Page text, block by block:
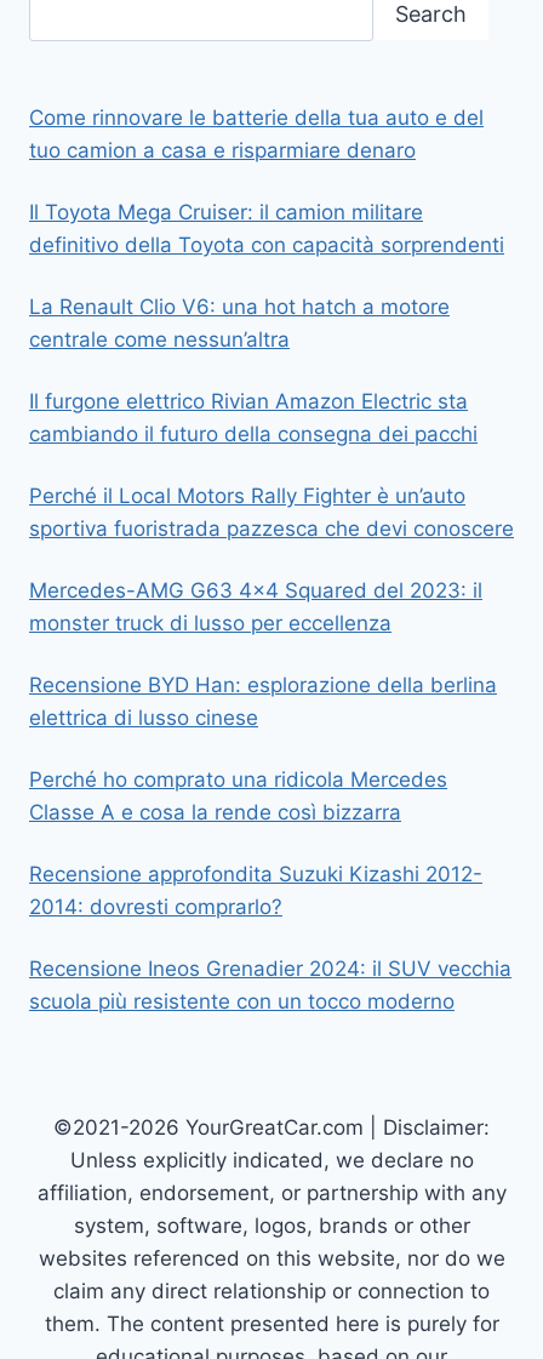
Search
Come rinnovare le batterie della tua auto e del
tuo camion a casa e risparmiare denaro
Il Toyota Mega Cruiser: il camion militare
definitivo della Toyota con capacità sorprendenti
La Renault Clio V6: una hot hatch a motore
centrale come nessun’altra
Il furgone elettrico Rivian Amazon Electric sta
cambiando il futuro della consegna dei pacchi
Perché il Local Motors Rally Fighter è un’auto
sportiva fuoristrada pazzesca che devi conoscere
Mercedes-AMG G63 4×4 Squared del 2023: il
monster truck di lusso per eccellenza
Recensione BYD Han: esplorazione della berlina
elettrica di lusso cinese
Perché ho comprato una ridicola Mercedes
Classe A e cosa la rende così bizzarra
Recensione approfondita Suzuki Kizashi 2012-
2014: dovresti comprarlo?
Recensione Ineos Grenadier 2024: il SUV vecchia
scuola più resistente con un tocco moderno
©2021-2026 YourGreatCar.com | Disclaimer:
Unless explicitly indicated, we declare no
affiliation, endorsement, or partnership with any
system, software, logos, brands or other
websites referenced on this website, nor do we
claim any direct relationship or connection to
them. The content presented here is purely for